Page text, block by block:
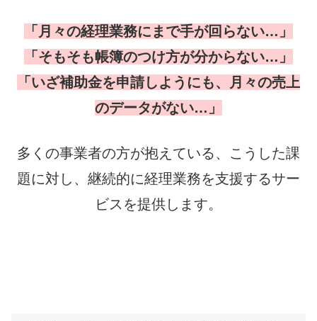
「月々の経理業務にまで手が回らない…」
「そもそも帳簿のつけ方が分からない…」
「いざ補助金を申請しようにも、月々の売上
のデータがない…」
多くの事業者の方が抱えている、こうした課
題に対し、継続的に経理業務を支援するサー
ビスを提供します。